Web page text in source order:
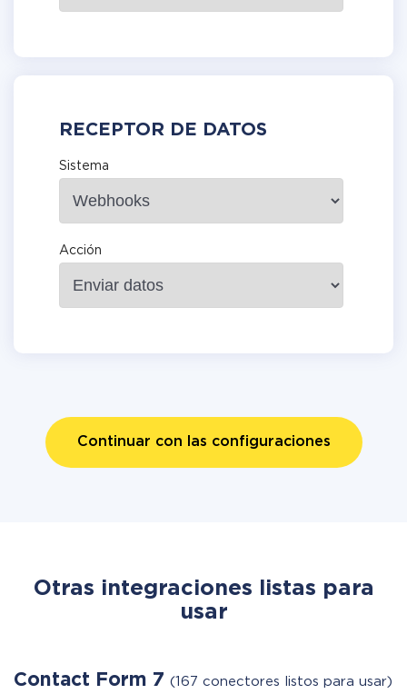
RECEPTOR DE DATOS
Sistema
Acción
Continuar con las configuraciones
Otras integraciones listas para
usar
Contact Form 7 (167 conectores listos para usar)